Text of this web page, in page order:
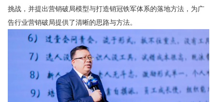
挑战，并提出营销破局模型与打造销冠铁军体系的落地方法，为广
告行业营销破局提供了清晰的思路与方法。